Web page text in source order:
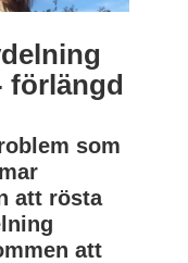
förlängd
som
att rösta
att